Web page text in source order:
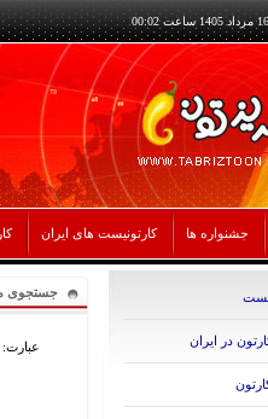
جشنواره ها کارتونیست های ایران
در ایران
جستجوی
عبارت: